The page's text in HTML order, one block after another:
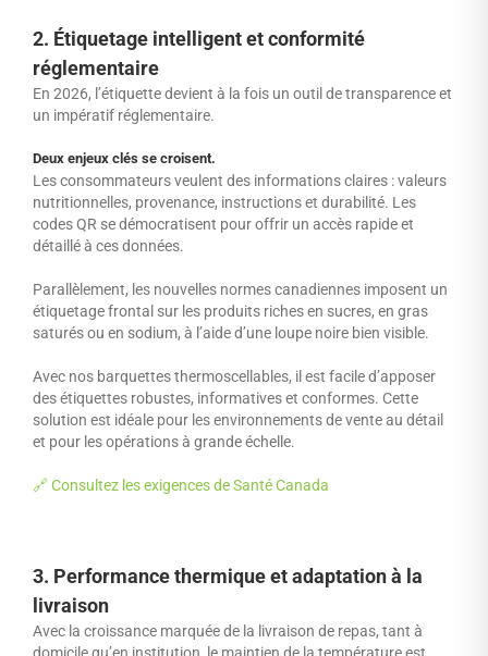
2. Étiquetage intelligent et conformité
réglementaire
En 2026, l’étiquette devient à la fois un outil de transparence et
un impératif réglementaire.
Deux enjeux clés se croisent.
Les consommateurs veulent des informations claires : valeurs
nutritionnelles, provenance, instructions et durabilité. Les
codes QR se démocratisent pour offrir un accès rapide et
détaillé à ces données.
Parallèlement, les nouvelles normes canadiennes imposent un
étiquetage frontal sur les produits riches en sucres, en gras
saturés ou en sodium, à l’aide d’une loupe noire bien visible.
Avec nos barquettes thermoscellables, il est facile d’apposer
des étiquettes robustes, informatives et conformes. Cette
solution est idéale pour les environnements de vente au détail
et pour les opérations à grande échelle.
🔗 Consultez les exigences de Santé Canada
3. Performance thermique et adaptation à la
livraison
Avec la croissance marquée de la livraison de repas, tant à
domicile qu’en institution, le maintien de la température est